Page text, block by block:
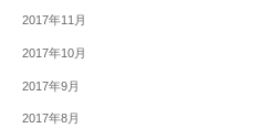
2017年11月
2017年10月
2017年9月
2017年8月